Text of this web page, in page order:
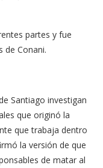
partes y fue
de Conani.
Santiago investigan
que originó la
que trabaja dentro
la versión de que
de matar al